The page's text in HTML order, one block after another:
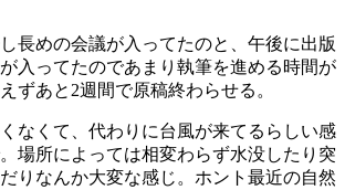
長めの会議が入ってたのと、午後に出版
入ってたのであまり執筆を進める時間が
ずあと2週間で原稿終わらせる。
なくて、代わりに台風が来てるらしい感
場所によっては相変わらず水没したり突
りなんか大変な感じ。ホント最近の自然